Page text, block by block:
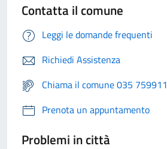
Contatta il comune
Leggi le domande frequenti
Richiedi Assistenza
Chiama il comune 035 759911
Prenota un appuntamento
Problemi in città